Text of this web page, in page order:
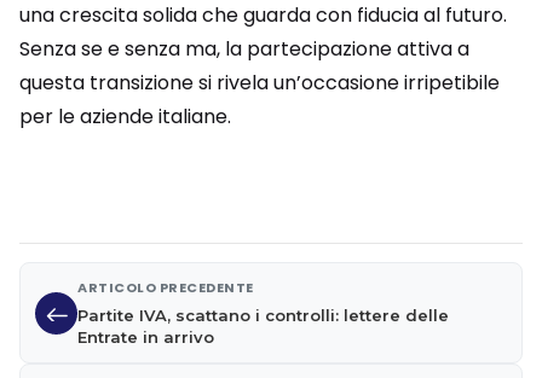
una crescita solida che guarda con fiducia al futuro.
Senza se e senza ma, la partecipazione attiva a
questa transizione si rivela un’occasione irripetibile
per le aziende italiane.
ARTICOLO PRECEDENTE
Partite IVA, scattano i controlli: lettere delle
Entrate in arrivo